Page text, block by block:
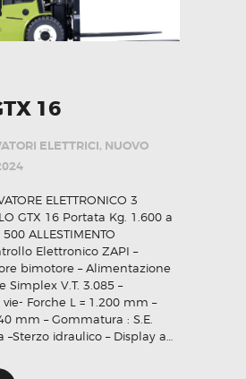
16
ELETTRICI, NUOVO
ELETTRONICO 3
GTX 16 Portata Kg. 1.600 a
ALLESTIMENTO
Elettronico ZAPI –
bimotore – Alimentazione
Simplex V.T. 3.085 –
Forche L = 1.200 mm –
mm – Gommatura : S.E.
–Sterzo idraulico – Display a…